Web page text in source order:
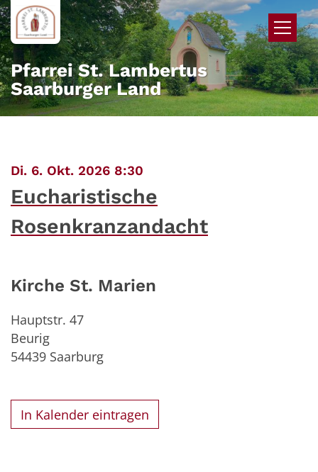
Zum Inhalt springen
Pfarrei St. Lambertus
Saarburger Land
Di. 6. Okt. 2026 8:30
Eucharistische
Rosenkranzandacht
Kirche St. Marien
Hauptstr. 47
Beurig
54439 Saarburg
In Kalender eintragen